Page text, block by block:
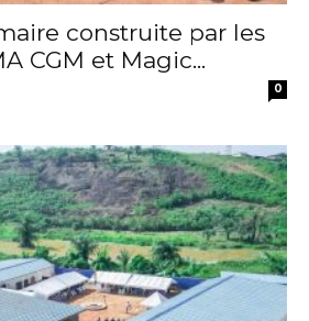
construite par les
CGM et Magic...
0